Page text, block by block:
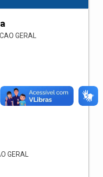
GERAL
GERAL